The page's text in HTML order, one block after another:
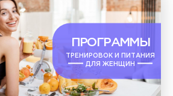
ПРОГРАММЫ
ТРЕНИРОВОК И ПИТАНИЯ
ДЛЯ ЖЕНЩИН